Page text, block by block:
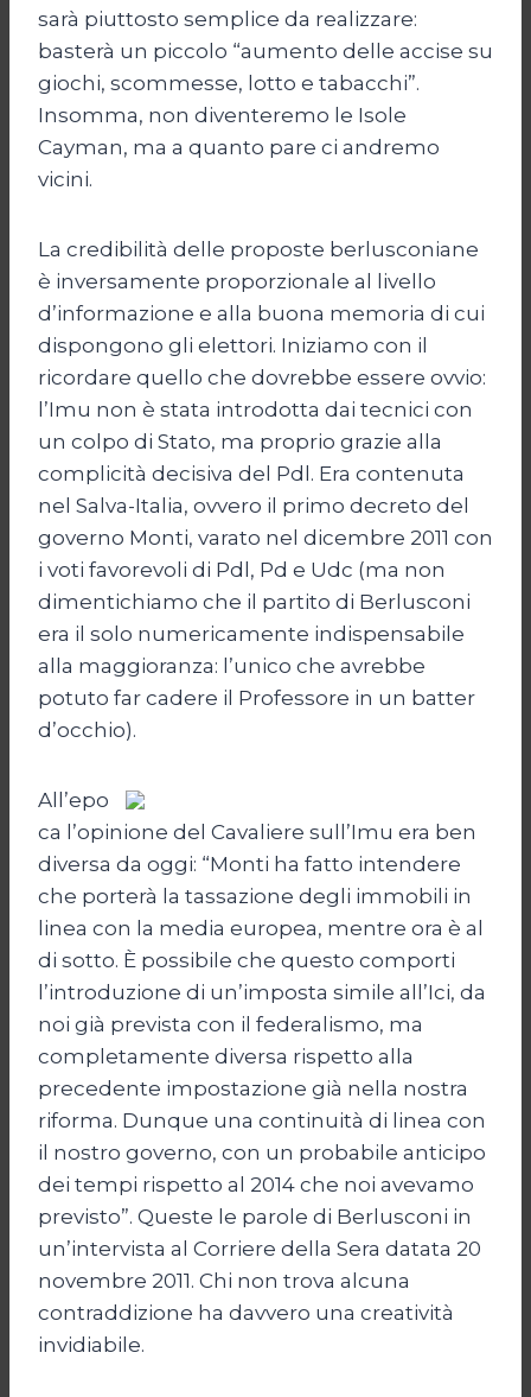
sarà piuttosto semplice da realizzare:
basterà un piccolo “aumento delle accise su
giochi, scommesse, lotto e tabacchi”.
Insomma, non diventeremo le Isole
Cayman, ma a quanto pare ci andremo
vicini.
La credibilità delle proposte berlusconiane
è inversamente proporzionale al livello
d’informazione e alla buona memoria di cui
dispongono gli elettori. Iniziamo con il
ricordare quello che dovrebbe essere ovvio:
l’Imu non è stata introdotta dai tecnici con
un colpo di Stato, ma proprio grazie alla
complicità decisiva del Pdl. Era contenuta
nel Salva-Italia, ovvero il primo decreto del
governo Monti, varato nel dicembre 2011 con
i voti favorevoli di Pdl, Pd e Udc (ma non
dimentichiamo che il partito di Berlusconi
era il solo numericamente indispensabile
alla maggioranza: l’unico che avrebbe
potuto far cadere il Professore in un batter
d’occhio).
All’epo
ca l’opinione del Cavaliere sull’Imu era ben
diversa da oggi: “Monti ha fatto intendere
che porterà la tassazione degli immobili in
linea con la media europea, mentre ora è al
di sotto. È possibile che questo comporti
l’introduzione di un’imposta simile all’Ici, da
noi già prevista con il federalismo, ma
completamente diversa rispetto alla
precedente impostazione già nella nostra
riforma. Dunque una continuità di linea con
il nostro governo, con un probabile anticipo
dei tempi rispetto al 2014 che noi avevamo
previsto”. Queste le parole di Berlusconi in
un’intervista al Corriere della Sera datata 20
novembre 2011. Chi non trova alcuna
contraddizione ha davvero una creatività
invidiabile.